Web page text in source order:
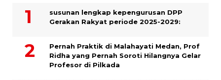
susunan lengkap kepengurusan DPP
Gerakan Rakyat periode 2025-2029:
Pernah Praktik di Malahayati Medan, Prof
Ridha yang Pernah Soroti Hilangnya Gelar
Profesor di Pilkada